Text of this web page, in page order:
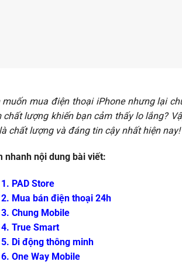
muốn mua điện thoại iPhone nhưng lại
chất lượng khiến bạn cảm thấy lo lắng?
chất lượng và đáng tin cậy nhất hiện
nhanh nội dung bài viết:
1. PAD Store
2. Mua bán điện thoại 24h
3. Chung Mobile
4. True Smart
5. Di động thông minh
6. One Way Mobile